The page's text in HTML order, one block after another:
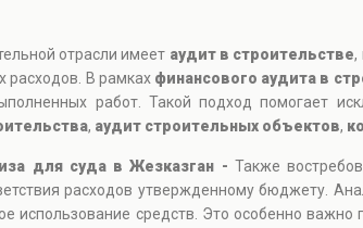
отрасли имеет аудит в строительстве,
расходов. В рамках финансового аудита в
работ. Такой подход помогает
, аудит строительных объектов,
для суда в Жезказган - Также
расходов утвержденному бюджету.
использование средств. Это особенно